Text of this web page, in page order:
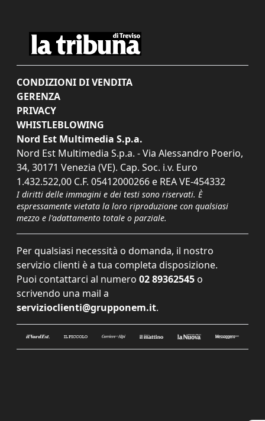
CONDIZIONI DI VENDITA
GERENZA
PRIVACY
WHISTLEBLOWING
Nord Est Multimedia S.p.a.
Nord Est Multimedia S.p.a. - Via Alessandro Poerio,
34, 30171 Venezia (VE). Cap. Soc. i.v. Euro
1.432.522,00 C.F. 05412000266 e REA VE-454332
I diritti delle immagini e dei testi sono riservati. È
espressamente vietata la loro riproduzione con qualsiasi
mezzo e l'adattamento totale o parziale.
Per qualsiasi necessità o domanda, il nostro
servizio clienti è a tua completa disposizione.
Puoi contattarci al numero 02 89362545 o
scrivendo una mail a
servizioclienti@grupponem.it.